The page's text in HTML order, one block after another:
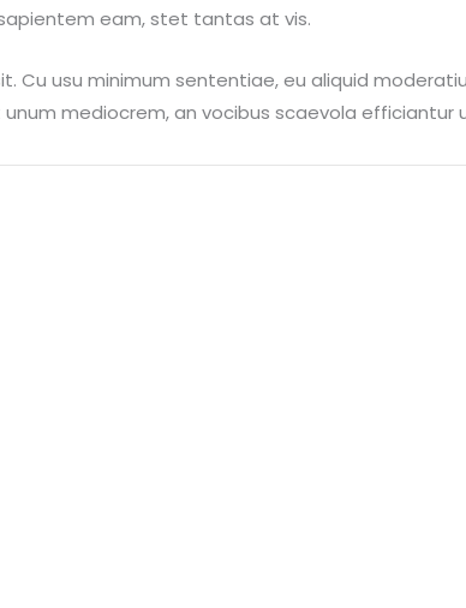
eam, stet tantas at vis.
Cu usu minimum sententiae, eu aliquid
mediocrem, an vocibus scaevola efficiantur